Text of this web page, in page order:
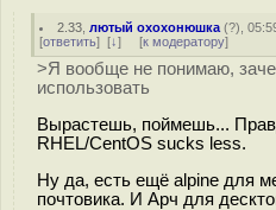
2.33 ,лютый охохонюшка (?),
[ответить] [↓] [к модератору]
>Я вообще не понимаю,
использовать
Вырастешь, поймешь...
RHEL/CentOS sucks less.
Ну да, есть ещё alpine для
почтовика. И Арч для